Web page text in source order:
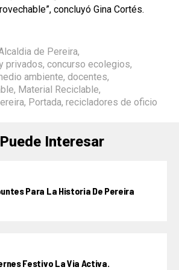
concluyó Gina Cortés.
de Pereira,
privados, concurso ecolegios,
ambiente, docentes,
, Material Reciclable,
, Portada, recicladores de oficio
Interesar
Para La Historia De Pereira
Festivo La Via Activa.